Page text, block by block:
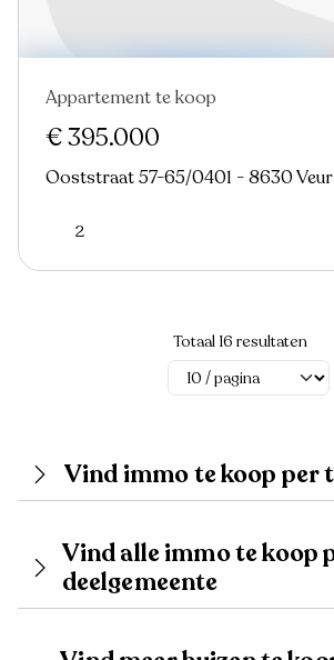
Nieuw
Appartement te koop
€ 395.000
Ooststraat 57-65/0401 - 8630
2
Totaal 16 resultaten
Vind immo te koop per
Vind alle immo te koop
deelgemeente